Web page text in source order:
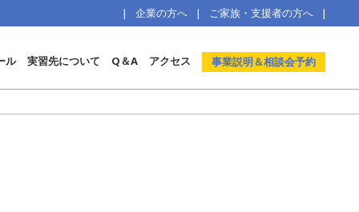
企業の方へ ご家族・支援者の方へ
ル 実習先について Q＆A アクセス 事業説明＆相談会予約